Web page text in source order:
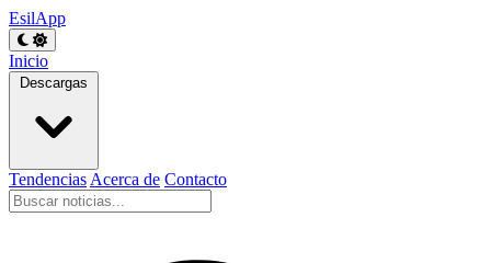
EsilApp
Inicio
Descargas
Tendencias Acerca de Contacto